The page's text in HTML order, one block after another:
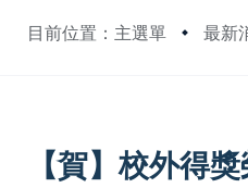
目前位置：主選單 最新
【賀】校外得